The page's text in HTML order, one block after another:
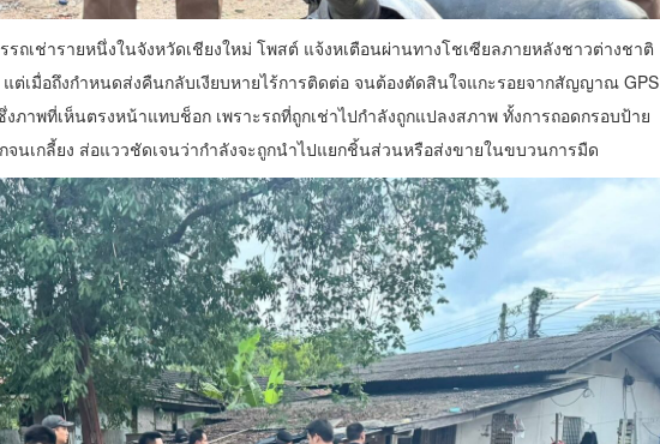
รถเช่ารายหนึ่งในจังหวัดเชียงใหม่ โพสต์ แจ้งหเตือนผ่านทางโชเซียลภายหลังชาวต่างชาติ
ต่เมื่อถึงกำหนดส่งคืนกลับเงียบหายไร้การติดต่อ จนต้องตัดสินใจแกะรอยจากสัญญาณ GPS
าพที่เห็นตรงหน้าแทบช็อก เพราะรถที่ถูกเช่าไปกำลังถูกแปลงสภาพ ทั้งการถอดกรอบป้าย
จนเกลี้ยง ส่อแววชัดเจนว่ากำลังจะถูกนำไปแยกชิ้นส่วนหรือส่งขายในขบวนการมืด